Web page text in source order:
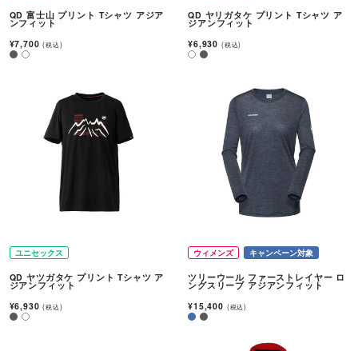
QD 富士山 プリント Tシャツ アジア
ンフィット
¥7,700(税込)
QD ヤリガタケ プリント Tシャツ ア
ジアンフィット
¥6,930 (税込)
ユニセックス
QD ヤツガタケ プリント Tシャツ ア
ジアンフィット
¥6,930(税込)
ウィメンズ キャンペーン対象
ツリーウール ファーストレイヤー ロ
ングスリーブ アジアンフィット
¥15,400 (税込)